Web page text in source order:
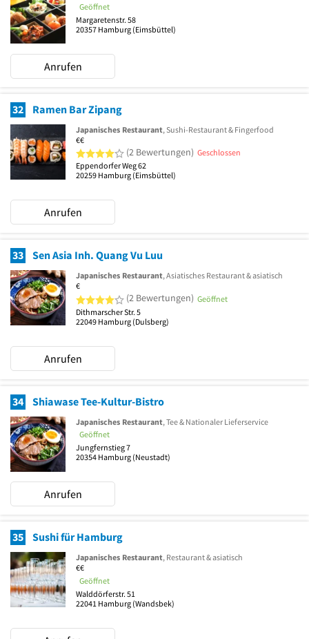
Geöffnet
Margaretenstr. 58
20357 Hamburg (Eimsbüttel)
Anrufen
32 Ramen Bar Zipang
Japanisches Restaurant, Sushi-Restaurant & Fingerfood
€€
4 von 5 Sternen
(2 Bewertungen) Geschlossen
Eppendorfer Weg 62
20259 Hamburg (Eimsbüttel)
Anrufen
33 Sen Asia Inh. Quang Vu Luu
Japanisches Restaurant, Asiatisches Restaurant & asiatisch
€
4 von 5 Sternen
(2 Bewertungen) Geöffnet
Dithmarscher Str. 5
22049 Hamburg (Dulsberg)
Anrufen
34 Shiawase Tee-Kultur-Bistro
Japanisches Restaurant, Tee & Nationaler Lieferservice
Geöffnet
Jungfernstieg 7
20354 Hamburg (Neustadt)
Anrufen
35 Sushi für Hamburg
Japanisches Restaurant, Restaurant & asiatisch
€€
Geöffnet
Walddörferstr. 51
22041 Hamburg (Wandsbek)